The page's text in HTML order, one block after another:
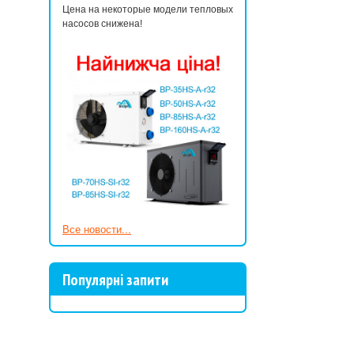
Цена на некоторые модели тепловых
насосов снижена!
Все новости...
Популярні запити